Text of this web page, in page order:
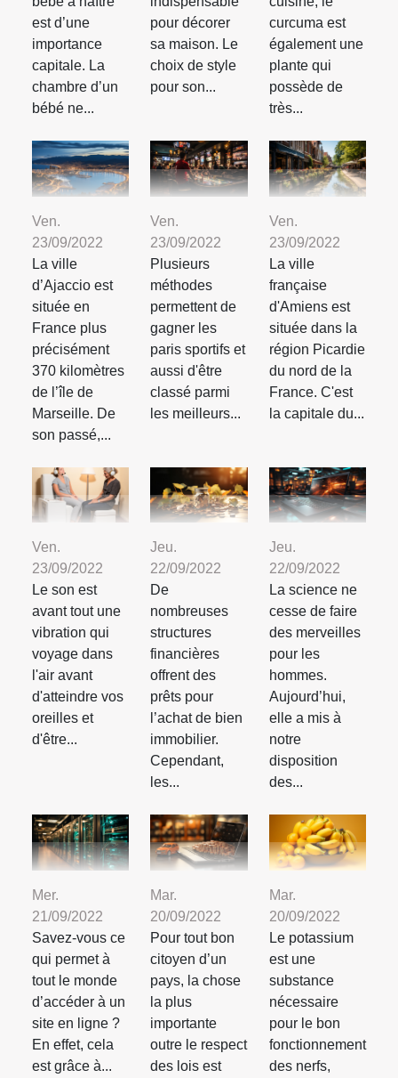
est d’une
importance
capitale. La
chambre d’un
bébé ne...
pour décorer
sa maison. Le
choix de style
pour son...
curcuma est
également une
plante qui
possède de
très...
Ven.
23/09/2022
La ville
d’Ajaccio est
située en
France plus
précisément
370 kilomètres
de l’île de
Marseille. De
son passé,...
Ven.
23/09/2022
Plusieurs
méthodes
permettent de
gagner les
paris sportifs et
aussi d'être
classé parmi
les meilleurs...
Ven.
23/09/2022
La ville
française
d'Amiens est
située dans la
région Picardie
du nord de la
France. C'est
la capitale du...
Ven.
23/09/2022
Le son est
avant tout une
vibration qui
voyage dans
l'air avant
d'atteindre vos
oreilles et
d'être...
Jeu.
22/09/2022
De
nombreuses
structures
financières
offrent des
prêts pour
l’achat de bien
immobilier.
Cependant,
les...
Jeu.
22/09/2022
La science ne
cesse de faire
des merveilles
pour les
hommes.
Aujourd’hui,
elle a mis à
notre
disposition
des...
Mer.
21/09/2022
Savez-vous ce
qui permet à
tout le monde
d’accéder à un
site en ligne ?
En effet, cela
est grâce à...
Mar.
20/09/2022
Pour tout bon
citoyen d’un
pays, la chose
la plus
importante
outre le respect
des lois est
Mar.
20/09/2022
Le potassium
est une
substance
nécessaire
pour le bon
fonctionnement
des nerfs,